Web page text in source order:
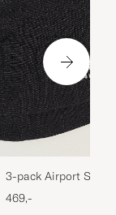
3-pack Airport
Melange
469,-